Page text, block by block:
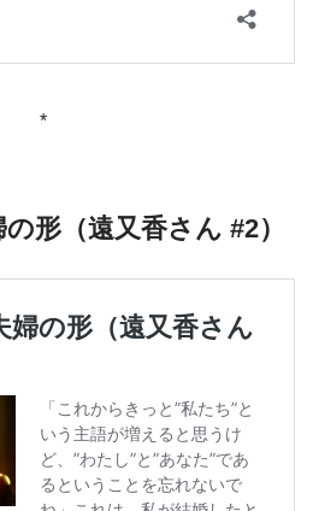
*
形（遠又香さん #2）